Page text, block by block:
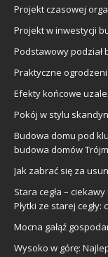
Projekt czasowej
Projekt w inwestycji
Podstawowy podział
Praktyczne
Efekty końcowe
Pokój w stylu
Budowa domu pod
budowa domów
Jak zabrać się za
Stara cegła –
Płytki ze starej cegły:
Mocna gałąź
Wysoko w górę: